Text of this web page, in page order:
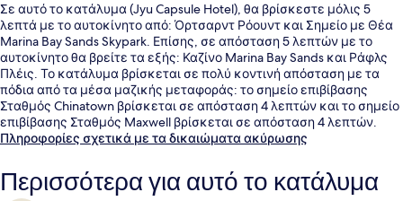
Σε αυτό το κατάλυμα (Jyu Capsule Hotel), θα βρίσκεστε μόλις 5
λεπτά με το αυτοκίνητο από: Όρτσαρντ Ρόουντ και Σημείο με Θέα
Marina Bay Sands Skypark. Επίσης, σε απόσταση 5 λεπτών με το
αυτοκίνητο θα βρείτε τα εξής: Καζίνο Marina Bay Sands και Ράφλς
Πλέις. Το κατάλυμα βρίσκεται σε πολύ κοντινή απόσταση με τα
πόδια από τα μέσα μαζικής μεταφοράς: το σημείο επιβίβασης
Σταθμός Chinatown βρίσκεται σε απόσταση 4 λεπτών και το σημείο
επιβίβασης Σταθμός Maxwell βρίσκεται σε απόσταση 4 λεπτών.
Πληροφορίες σχετικά με τα δικαιώματα ακύρωσης
Περισσότερα για αυτό το κατάλυμα